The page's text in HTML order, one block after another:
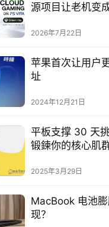
源项目让老机变
2026年7月22日
苹果首次让用户
址
2024年12月21日
平板支撑 30 天
锻鍊你的核心肌
2025年3月29日
MacBook 电池
现？